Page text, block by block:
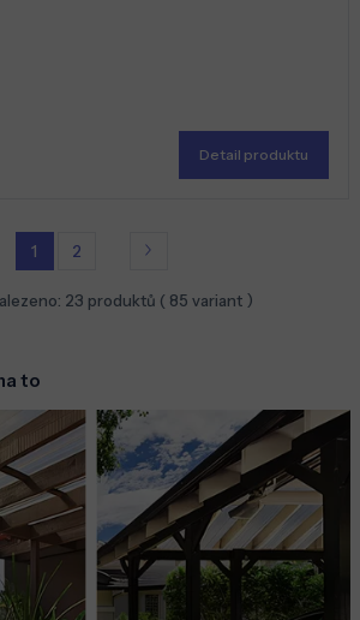
Detail produktu
1 2
23 produktů ( 85 variant )
to